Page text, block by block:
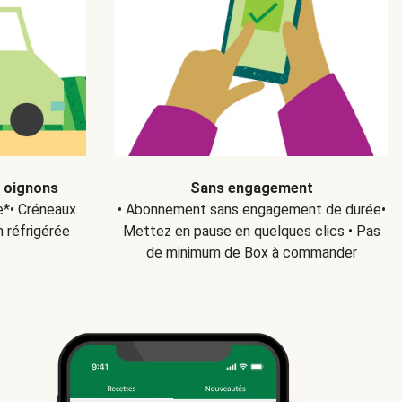
oignons
Créneaux
réfrigérée
Sans engagement
• Abonnement sans engagement de durée•
Mettez en pause en quelques clics • Pas
de minimum de Box à commander